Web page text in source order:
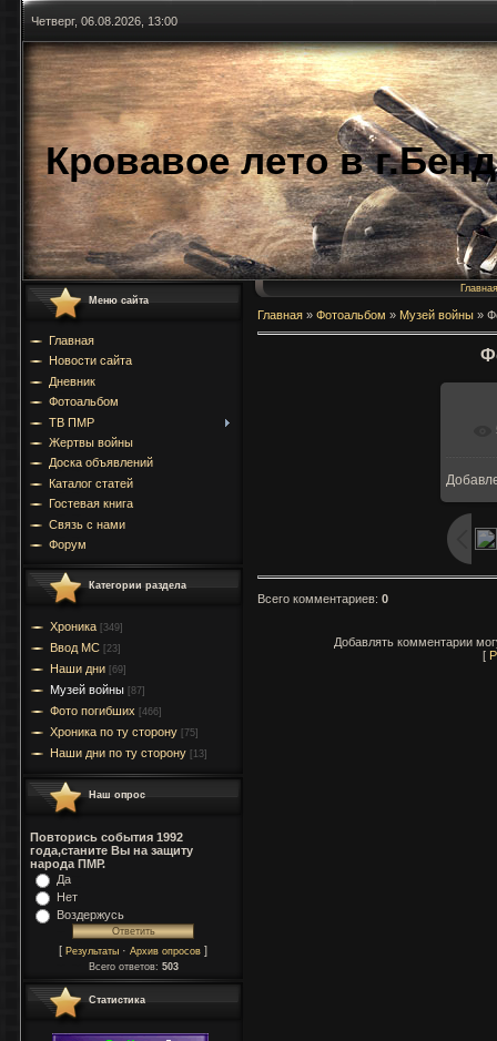
Четверг, 06.08.2026, 13:00
Кровавое лето в
Меню сайта
Главная
Новости сайта
Дневник
Фотоальбом
ТВ ПМР
Жертвы войны
Доска объявлений
Каталог статей
Гостевая книга
Связь с нами
Форум
Категории раздела
Хроника [349]
Ввод МC [23]
Наши дни [69]
Музей войны [87]
Фото погибших [466]
Хроника по ту сторону [75]
Наши дни по ту сторону [13]
Наш опрос
Повторись события 1992
года,станите Вы на защиту
народа ПМР.
Да
Нет
Воздержусь
[ Результаты · Архив опросов ]
Всего ответов: 503
Статистика
Главная
Главная » Фотоальбом » Музей войны »
Всего комментариев: 0
Добавлять комментарии
[